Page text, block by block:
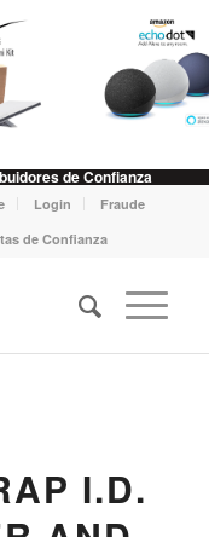
de Confianza
Login
Fraude
de Confianza
I.D.